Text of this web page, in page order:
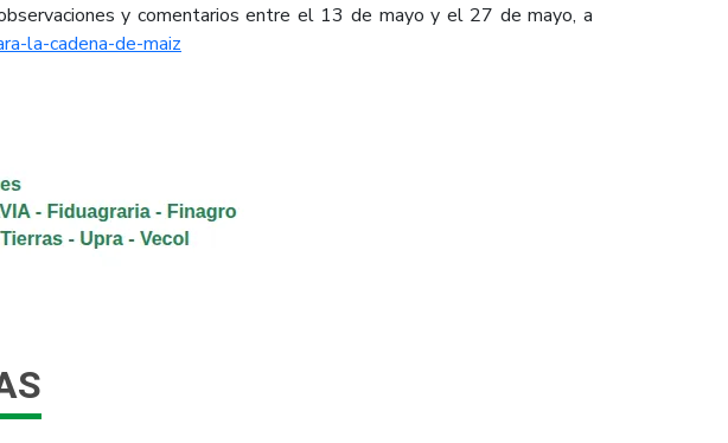
y comentarios entre el 13 de mayo y el 27 de mayo, a
la-cadena-de-maiz​